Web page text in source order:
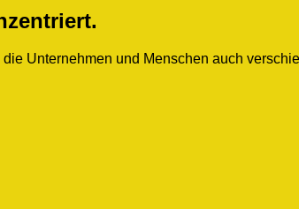
Unternehmen und Menschen auch